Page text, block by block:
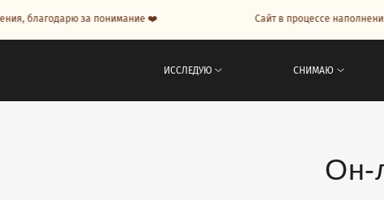
ИССЛЕДУЮ СНИМАЮ
Он-
за понимание ❤️ Сайт в процессе наполнения,